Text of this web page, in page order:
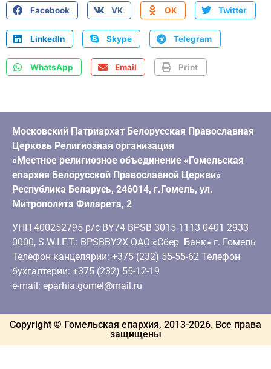
Facebook VK OK Twitter
LinkedIn Skype Telegram
WhatsApp Email Print
Московский Патриархат Белорусская Православная
Церковь Религиозная организация
«Местное религиозное объединение «Гомельская
епархия Белорусской Православной Церкви»
Республика Беларусь, 246014, г.Гомель, ул.
Митрополита Филарета, 2
УНП 400252795 р/с BY74 BPSB 3015 1113 0401 2933
0000, S.W.I.F.T.: BPSBBY2X ОАО «Сбер Банк» г. Гомель
Телефон канцелярии: +375 (232) 55-55-62 Телефон
бухгалтерии: +375 (232) 55-12-19
e-mail: eparhia.gomel@mail.ru
Copyright © Гомельская епархия, 2013-2026. Все права
защищены